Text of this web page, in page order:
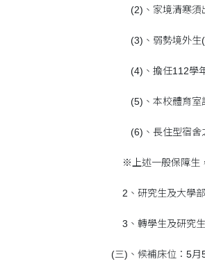
(2)、家境清寒須出
(3)、弱勢境外生(
(4)、擔任112學年
(5)、本校體育室認
(6)、長住型宿舍之
※上述一般保障生
2、研究生及大學
3、轉學生及研究生
(三)、候補床位：5月